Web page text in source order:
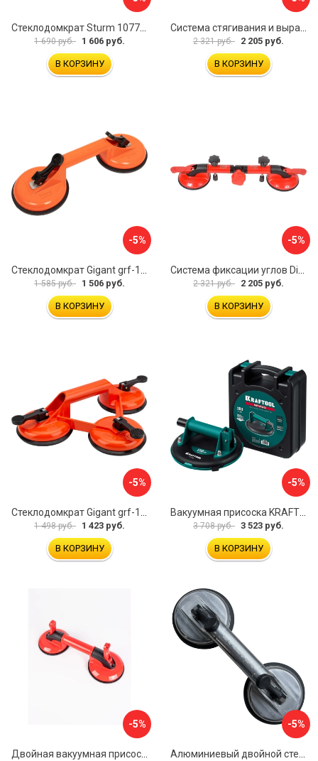
1 690 руб. 1 606 руб.
В КОРЗИНУ
2 321 руб. 2 205 руб.
В КОРЗИНУ
-5%
1 585 руб. 1 506 руб.
В КОРЗИНУ
-5%
2 321 руб. 2 205 руб.
В КОРЗИНУ
-5%
1 498 руб. 1 423 руб.
В КОРЗИНУ
-5%
3 708 руб. 3 523 руб.
В КОРЗИНУ
-5%
Двойная вакуумная присоска ARMA P620
-5%
Алюминиевый двойной стеклодомкрат УправДом 4100002750